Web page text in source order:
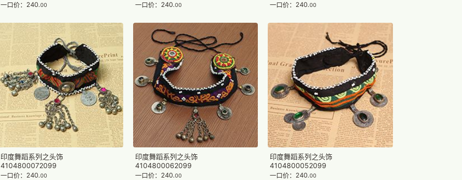
一口价：240.00 一口价：240.00 一口价：240.00
印度舞蹈系列之头饰
4104800072099
一口价：240.00
印度舞蹈系列之头饰
4104800062099
一口价：240.00
印度舞蹈系列之头饰
4104800052099
一口价：240.00